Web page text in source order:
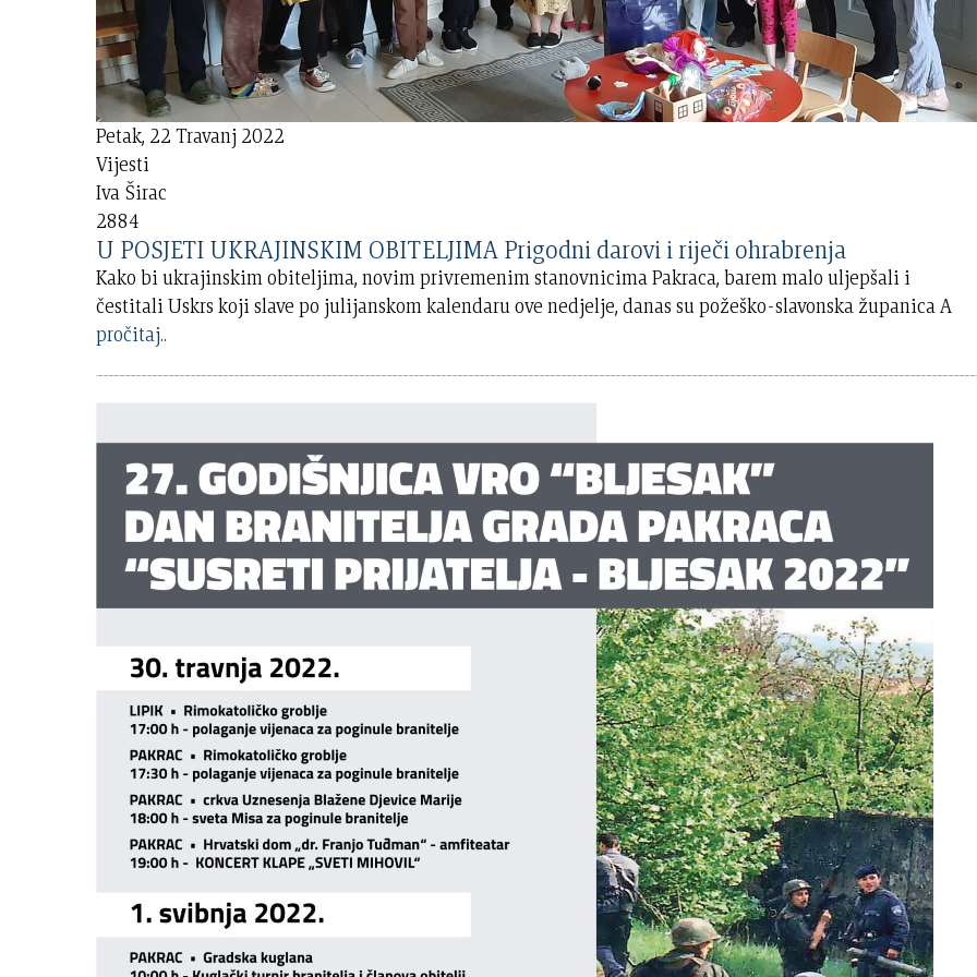
Petak, 22 Travanj 2022
Vijesti
Iva Širac
2884
U POSJETI UKRAJINSKIM OBITELJIMA Prigodni darovi i riječi ohrabrenja
Kako bi ukrajinskim obiteljima, novim privremenim stanovnicima Pakraca, barem malo uljepšali i
čestitali Uskrs koji slave po julijanskom kalendaru ove nedjelje, danas su požeško-slavonska županica A
pročitaj..